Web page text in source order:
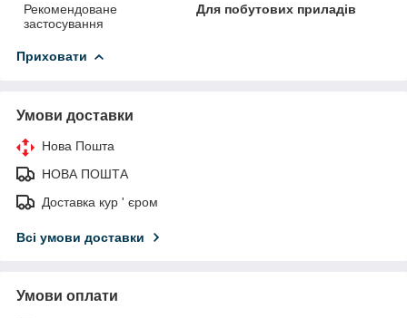
Рекомендоване
застосування
Для побутових приладів
Приховати
Умови доставки
Нова Пошта
НОВА ПОШТА
Доставка кур ' єром
Всі умови доставки
Умови оплати